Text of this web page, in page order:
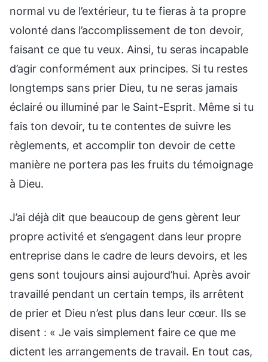
normal vu de l’extérieur, tu te fieras à ta propre
volonté dans l’accomplissement de ton devoir,
faisant ce que tu veux. Ainsi, tu seras incapable
d’agir conformément aux principes. Si tu restes
longtemps sans prier Dieu, tu ne seras jamais
éclairé ou illuminé par le Saint-Esprit. Même si tu
fais ton devoir, tu te contentes de suivre les
règlements, et accomplir ton devoir de cette
manière ne portera pas les fruits du témoignage
à Dieu.
J’ai déjà dit que beaucoup de gens gèrent leur
propre activité et s’engagent dans leur propre
entreprise dans le cadre de leurs devoirs, et les
gens sont toujours ainsi aujourd’hui. Après avoir
travaillé pendant un certain temps, ils arrêtent
de prier et Dieu n’est plus dans leur cœur. Ils se
disent : « Je vais simplement faire ce que me
dictent les arrangements de travail. En tout cas,